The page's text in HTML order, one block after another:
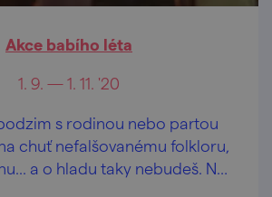
Akce babího léta
1. 9. — 1. 11. '20
s rodinou nebo partou
chuť nefalšovanému folkloru,
a o hladu taky nebudeš. Na